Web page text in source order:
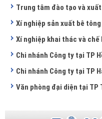
Trung tâm đào tạo và
Xí nghiệp sản xuất bê
Xí nghiệp khai thác và
Chi nhánh Công ty tại TP
Chi nhánh Công ty tại TP
Văn phòng đại diện tại TP